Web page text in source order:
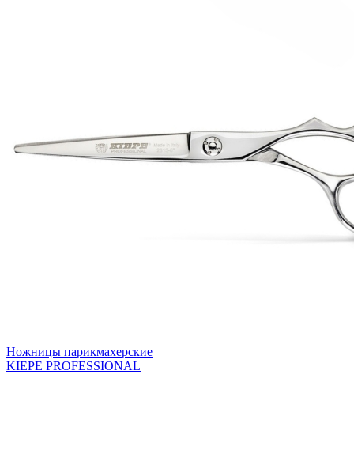
Ножницы парикмахерские
KIEPE PROFESSIONAL